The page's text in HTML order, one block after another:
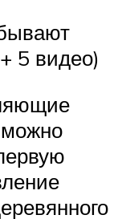
5 видео)
можно